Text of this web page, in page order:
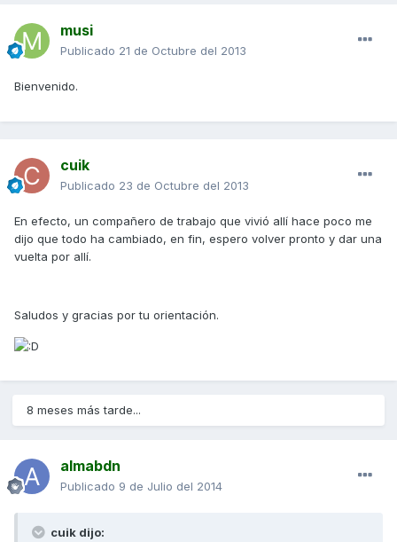
musi
Publicado 21 de Octubre del 2013
Bienvenido.
cuik
Publicado 23 de Octubre del 2013
En efecto, un compañero de trabajo que vivió allí hace poco me
dijo que todo ha cambiado, en fin, espero volver pronto y dar una
vuelta por allí.
Saludos y gracias por tu orientación.
8 meses más tarde...
almabdn
Publicado 9 de Julio del 2014
cuik dijo: